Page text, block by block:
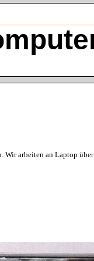
Wir arbeiten an Laptop